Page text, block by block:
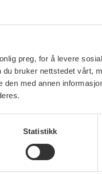
preg, for å levere
bruker nettstedet vårt,
med annen
Statistikk